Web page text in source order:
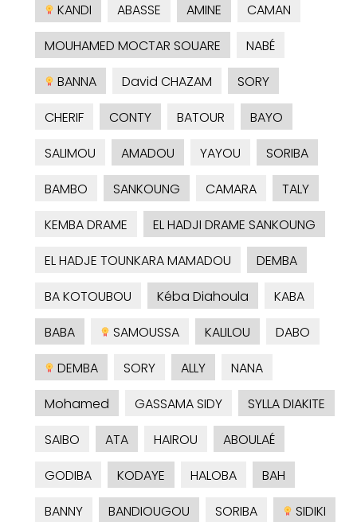
KANDI
ABASSE AMINE
CAMAN
MOUHAMED MOCTAR SOUARE
NABÉ
BANNA
David CHAZAM
SORY
CHERIF
CONTY BATOUR
BAYO
SALIMOU
AMADOU YAYOU
SORIBA
BAMBO
SANKOUNG CAMARA
TALY
KEMBA DRAME
EL HADJI DRAME SANKOUNG
EL HADJE TOUNKARA MAMADOU
DEMBA
BA KOTOUBOU
Kéba Diahoula
KABA
BABA
SAMOUSSA KALILOU
DABO
DEMBA
SORY ALLY
NANA
Mohamed
GASSAMA SIDY
SYLLA DIAKITE
SAIBO
ATA HAIROU
ABOULAÉ
GODIBA
KODAYE HALOBA
BAH
BANNY
BANDIOUGOU SORIBA SIDIKI